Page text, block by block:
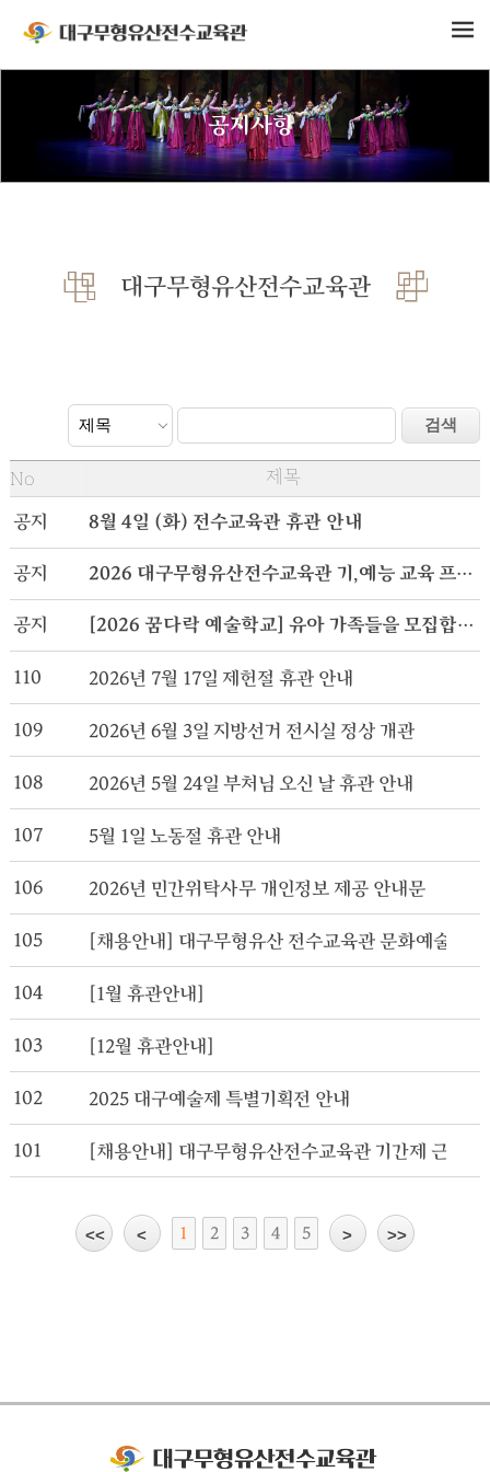
공지사항
대구무형유산전수교육관
No 제목
공지 8월 4일 (화) 전수교육관 휴관 안내
공지 2026 대구무형유산전수교육관 기,예능 교육 프로그램
공지 [2026 꿈다락 예술학교] 유아 가족들을 모집합니다.
110 2026년 7월 17일 제헌절 휴관 안내
109 2026년 6월 3일 지방선거 전시실 정상 개관
108 2026년 5월 24일 부처님 오신 날 휴관 안내
107 5월 1일 노동절 휴관 안내
106 2026년 민간위탁사무 개인정보 제공 안내문
105 [채용안내] 대구무형유산 전수교육관 문화예술교
104 [1월 휴관안내]
103 [12월 휴관안내]
102 2025 대구예술제 특별기획전 안내
101 [채용안내] 대구무형유산전수교육관 기간제 근로
1 2 3 4 5